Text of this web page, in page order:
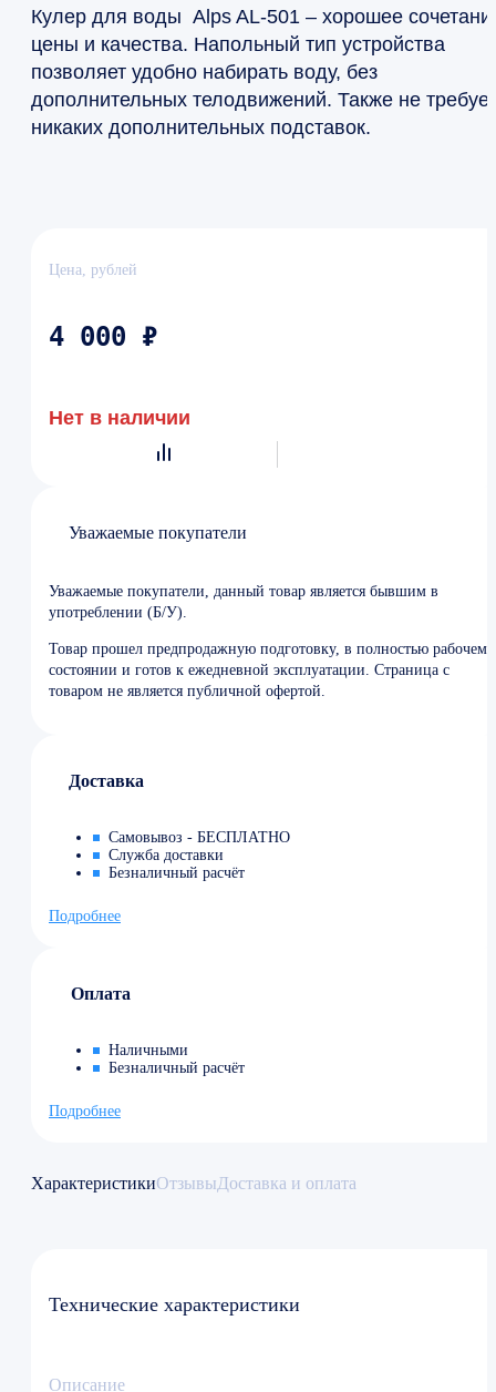
Кулер для воды Alps AL-501 – хорошее
цены и качества. Напольный тип устройства
позволяет удобно набирать воду, без
дополнительных телодвижений. Также не требует
никаких дополнительных подставок.
Цена, рублей
4 000 ₽
Нет в наличии
Уважаемые покупатели
Уважаемые покупатели, данный товар является бывшим в
употреблении (Б/У).
Товар прошел предпродажную подготовку, в полностью рабочем
состоянии и готов к ежедневной эксплуатации. Страница с
товаром не является публичной офертой.
Доставка
Самовывоз - БЕСПЛАТНО
Служба доставки
Безналичный расчёт
Подробнее
Оплата
Наличными
Безналичный расчёт
Подробнее
ХарактеристикиОтзывыДоставка и оплата
Технические характеристики
Описание